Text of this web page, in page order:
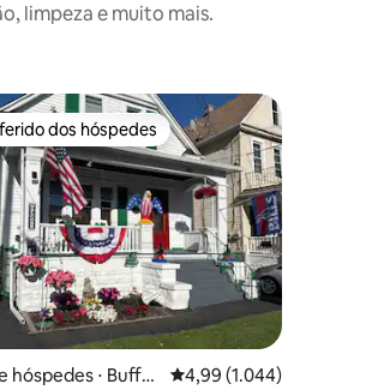
limpeza e muito mais.
média de 5, 5 avaliações
melhores preferidos dos hóspedes
dos hóspedes
hóspedes ⋅ Buffal
4,99 de uma avaliação
4,99 (1.044)